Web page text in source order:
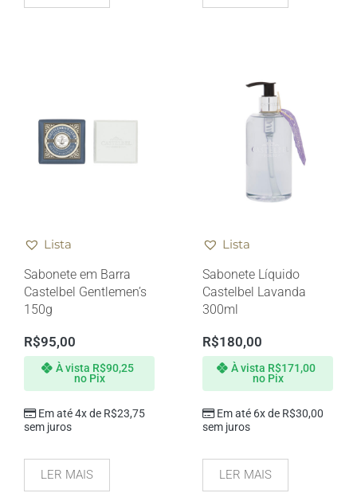
Lista
Sabonete em Barra
Castelbel Gentlemen’s
150g
R$95,00
Em até 4x de R$23,75
sem juros
À vista R$90,25
no Pix
LER MAIS
Lista
Sabonete Líquido
Castelbel Lavanda
300ml
R$180,00
Em até 6x de R$30,00
sem juros
À vista R$171,00
no Pix
LER MAIS